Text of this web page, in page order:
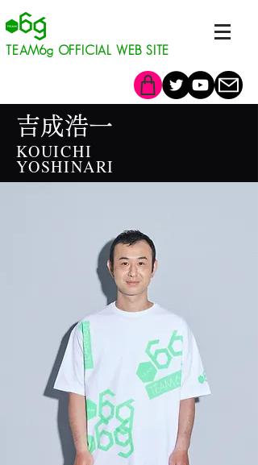
​TEAM6g OFFICIAL WEB SITE
吉成浩一
KOUICHI
YOSHINARI